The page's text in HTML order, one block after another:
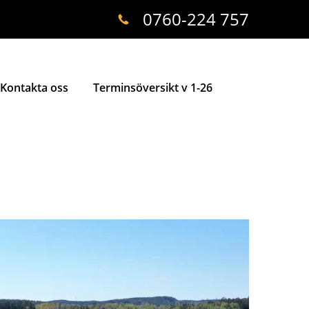
Kontakta oss Terminsöversikt v 1-26
0760-224 757